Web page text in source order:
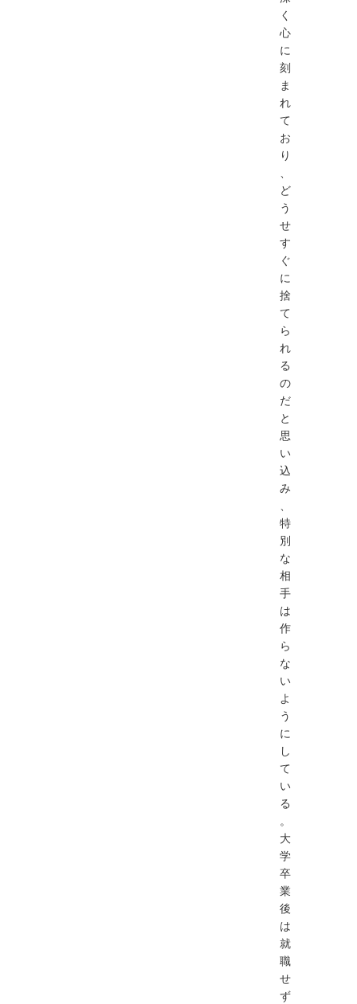
く
心
に
刻
ま
れ
て
お
り
ど
う
せ
す
ぐ
に
捨
て
ら
れ
る
の
だ
と
思
い
込
み
特
別
な
相
手
は
作
ら
な
い
よ
う
に
し
て
い
る
。
大
学
卒
業
後
は
就
職
せ
ず